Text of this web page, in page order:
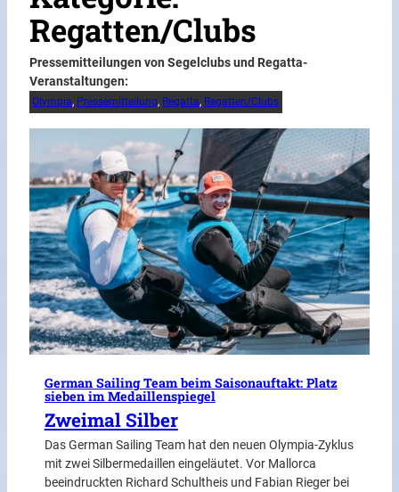
Regatten/Clubs
Pressemitteilungen von Segelclubs und Regatta-
Veranstaltungen:
Olympia, Pressemitteilung, Regatta, Regatten/Clubs
German Sailing Team beim Saisonauftakt: Platz
sieben im Medaillenspiegel
Zweimal Silber
Das German Sailing Team hat den neuen Olympia-Zyklus
mit zwei Silbermedaillen eingeläutet. Vor Mallorca
beeindruckten Richard Schultheis und Fabian Rieger bei